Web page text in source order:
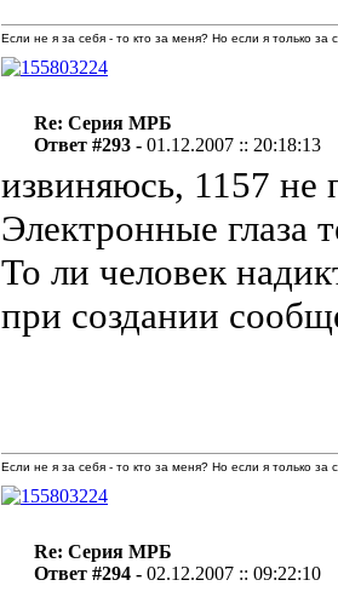
Если не я за себя - то кто за меня? Но если я только
Re: Серия МРБ
Ответ #293 -01.12.2007 :: 20:18:13
извиняюсь, 1157 не
Электронные глаза
То ли человек
при создании
Если не я за себя - то кто за меня? Но если я только
Re: Серия МРБ
Ответ #294 -02.12.2007 :: 09:22:10